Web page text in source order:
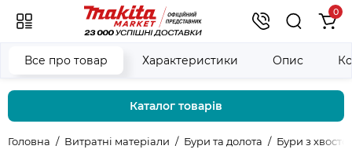
0
Каталог товарів
Головна Витратні матеріали Бури та долота Бури з
Все про товар Характеристики Опис